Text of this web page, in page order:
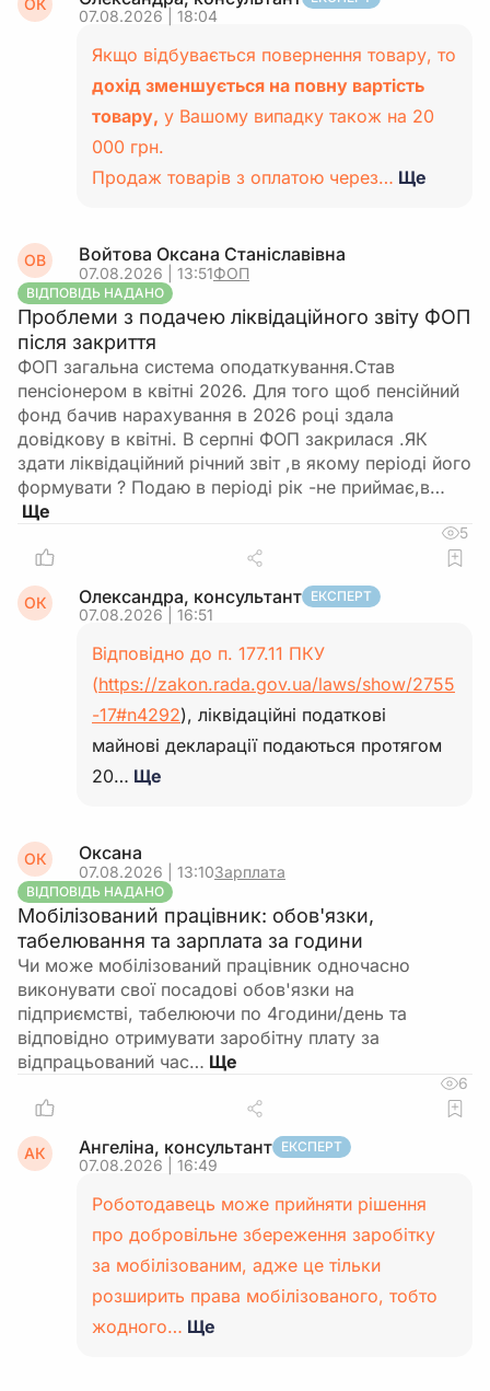
ОК
07.08.2026 | 18:04
Якщо відбувається повернення товару, то
дохід зменшується на повну вартість
товару, у Вашому випадку також на 20
000 грн.
Продаж товарів з оплатою через… Ще
ОВ Войтова Оксана Станіславівна
07.08.2026 | 13:51ФОП
ВІДПОВІДЬ НАДАНО
Проблеми з подачею ліквідаційного звіту ФОП
після закриття
ФОП загальна система оподаткування.Став
пенсіонером в квітні 2026. Для того щоб пенсійний
фонд бачив нарахування в 2026 році здала
довідкову в квітні. В серпні ФОП закрилася .ЯК
здати ліквідаційний річний звіт ,в якому періоді його
формувати ? Подаю в періоді рік -не приймає,в…
5
ОК Олександра, консультант ЕКСПЕРТ
07.08.2026 | 16:51
Відповідно до п. 177.11 ПКУ
(https://zakon.rada.gov.ua/laws/show/2755
-17#n4292), ліквідаційні податкові
майнові декларації подаються протягом
20… Ще
ОК Оксана
07.08.2026 | 13:10Зарплата
ВІДПОВІДЬ НАДАНО
Мобілізований працівник: обов'язки,
табелювання та зарплата за години
Чи може мобілізований працівник одночасно
виконувати свої посадові обов'язки на
підприємстві, табелюючи по 4години/день та
відповідно отримувати заробітну плату за
відпрацьований час…
6
АК Ангеліна, консультант ЕКСПЕРТ
07.08.2026 | 16:49
Роботодавець може прийняти рішення
про добровільне збереження заробітку
за мобілізованим, адже це тільки
розширить права мобілізованого, тобто
жодного… Ще